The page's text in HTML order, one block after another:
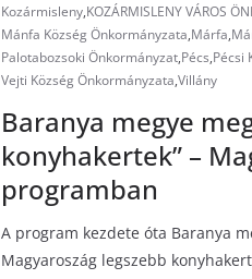
Kozármisleny,KOZÁRMISLENY VÁROS
Mánfa Község Önkormányzata,Márfa,
Palotabozsoki Önkormányzat,Pécs,Pécsi
Vejti Község Önkormányzata,Villány
Baranya megye
konyhakertek” –
programban
A program kezdete óta Baranya
Magyaroszág legszebb